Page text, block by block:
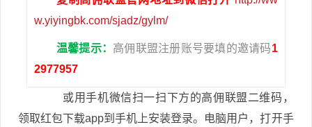
w.yiyingbk.com/sjadz/gylm/
温馨提示： 高佣联盟注册账号要填的邀请码1
2977957
或用手机微信扫一扫下方的高佣联盟二维码，
领取红包下载app到手机上安装登录。电脑用户，打开手